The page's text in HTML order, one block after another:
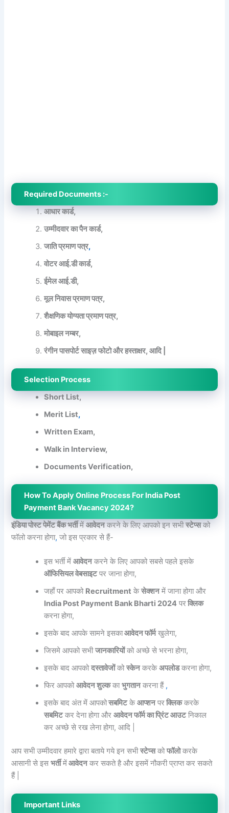
Required Documents :-
आधार कार्ड,
उम्मीदवार का पैन कार्ड,
जाति प्रमाण पत्र,
वोटर आई.डी कार्ड,
ईमेल आई.डी,
मूल निवास प्रमाण पत्र,
शैक्षणिक योग्यता प्रमाण पत्र,
मोबाइल नम्बर,
रंगीन पासपोर्ट साइज़ फोटो और हस्ताक्षर, आदि |
Selection Process
Short List,
Merit List,
Written Exam,
Walk in Interview,
Documents Verification,
How To Apply Online Process For India Post
Payment Bank Vacancy 2024?
इंडिया पोस्ट पेमेंट बैंक भर्तीमेंआवेदनकरने के लिए आपको इन सभीस्टेप्सको
फॉलो करना होगा, जो इस प्रकार से हैं-
इस भर्ती मेंआवेदनकरने के लिए आपको सबसे पहले इसके
ऑफिसियल वेबसाइटपर जाना होगा,
जहाँ पर आपको Recruitment केसेक्शनमें जाना होगा और
India Post Payment Bank Bharti 2024 परक्लिक
करना होगा,
इसके बाद आपके सामने इसकाआवेदन फॉर्मखुलेगा,
जिसमे आपको सभीजानकारियोंको अच्छे से भरना होगा,
इसके बाद आपकोदस्तावेजोंकोस्केनकरकेअपलोडकरना होगा,
फिर आपकोआवेदन शुल्ककाभुगतानकरना हैं ,
इसके बाद अंत में आपकोसबमिटकेआप्शनपरक्लिककरके
सबमिटकर देना होगा औरआवेदन फॉर्म का प्रिंट आउटनिकाल
कर अच्छे से रख लेना होगा, आदि |
आप सभी उम्मीदवार हमारे द्वारा बताये गये इन सभीस्टेप्सकोफॉलोकरके
आसानी से इसभर्तीमेंआवेदनकर सकते है और इसमें नौकरी प्राप्त कर सकते
हैं |
Important Links